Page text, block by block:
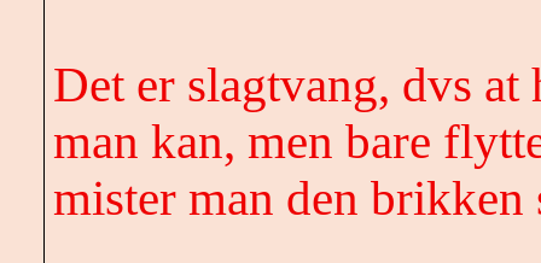
Det er slagtvang, dvs at
man kan, men bare
mister man den brikken